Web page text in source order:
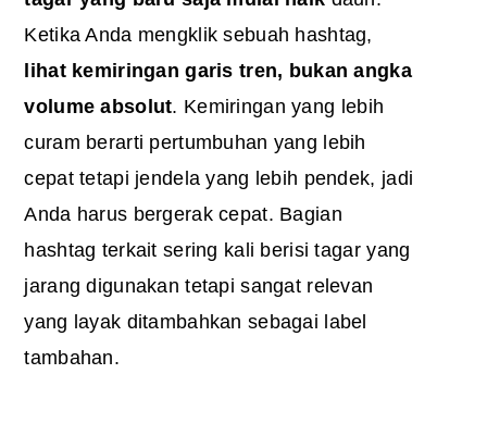
Ketika Anda mengklik sebuah hashtag,
lihat kemiringan garis tren, bukan angka
volume absolut. Kemiringan yang lebih
curam berarti pertumbuhan yang lebih
cepat tetapi jendela yang lebih pendek, jadi
Anda harus bergerak cepat. Bagian
hashtag terkait sering kali berisi tagar yang
jarang digunakan tetapi sangat relevan
yang layak ditambahkan sebagai label
tambahan.